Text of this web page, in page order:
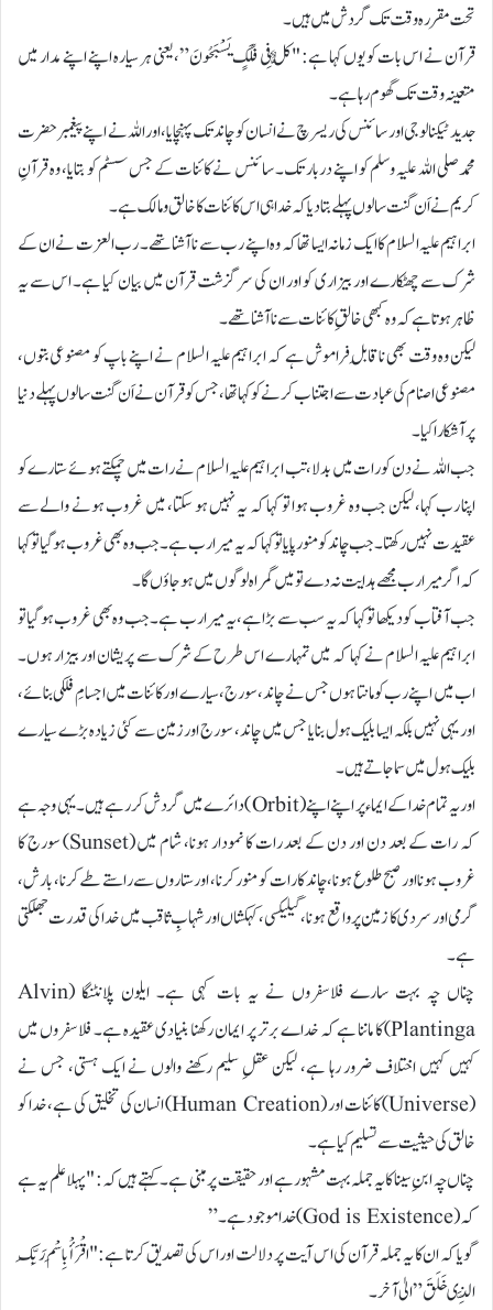
تحت مقررہ وقت تک گردش میں ہیں۔
قرآن نے اس بات کو یوں کہا ہے: "کُلٌّ فِی فَلَکٍ یَسْبَحُونَ”، یعنی ہر سیارہ اپنے اپنے مدار میں
متعینہ وقت تک گھوم رہا ہے۔
جدید ٹیکنالوجی اور سائنس کی ریسرچ نے انسان کو چاند تک پہنچایا، اور اللہ نے اپنے پیغمبر حضرت
محمد صلی اللہ علیہ وسلم کو اپنے دربار تک۔ سائنس نے کائنات کے جس سسٹم کو بتایا، وہ قرآنِ
کریم نے اَن گنت سالوں پہلے بتا دیا کہ خدا ہی اس کائنات کا خالق و مالک ہے۔
ابراہیم علیہ السلام کا ایک زمانہ ایسا تھا کہ وہ اپنے رب سے ناآشنا تھے۔ رب العزت نے ان کے
شرک سے چھٹکارے اور بیزاری کو اور ان کی سرگزشت قرآن میں بیان کیا ہے۔ اس سے یہ
ظاہر ہوتا ہے کہ وہ کبھی خالقِ کائنات سے ناآشنا تھے۔
لیکن وہ وقت بھی ناقابلِ فراموش ہے کہ ابراہیم علیہ السلام نے اپنے باپ کو مصنوعی بتوں،
مصنوعی اصنام کی عبادت سے اجتناب کرنے کو کہا تھا، جس کو قرآن نے اَن گنت سالوں پہلے دنیا
پر آشکارا کیا۔
جب اللہ نے دن کو رات میں بدلا، تب ابراہیم علیہ السلام نے رات میں چمکتے ہوئے ستارے کو
اپنا رب کہا، لیکن جب وہ غروب ہوا تو کہا کہ یہ نہیں ہو سکتا، میں غروب ہونے والے سے
عقیدت نہیں رکھتا۔ جب چاند کو منور پایا تو کہا کہ یہ میرا رب ہے۔ جب وہ بھی غروب ہو گیا تو کہا
کہ اگر میرا رب مجھے ہدایت نہ دے تو میں گمراہ لوگوں میں ہو جاؤں گا۔
جب آفتاب کو دیکھا تو کہا کہ یہ سب سے بڑا ہے، یہ میرا رب ہے۔ جب وہ بھی غروب ہو گیا تو
ابراہیم علیہ السلام نے کہا کہ میں تمہارے اس طرح کے شرک سے پریشان اور بیزار ہوں۔
اب میں اپنے رب کو مانتا ہوں جس نے چاند، سورج، سیارے اور کائنات میں اجسامِ فلکی بنائے،
اور یہی نہیں بلکہ ایسا بلیک ہول بنایا جس میں چاند، سورج اور زمین سے کئی زیادہ بڑے سیارے
بلیک ہول میں سما جاتے ہیں۔
اور یہ تمام خدا کے ایماء پر اپنے اپنے (Orbit) دائرے میں گردش کر رہے ہیں۔ یہی وجہ ہے
کہ رات کے بعد دن اور دن کے بعد رات کا نمودار ہونا، شام میں (Sunset) سورج کا
غروب ہونا اور صبح طلوع ہونا، چاند کا رات کو منور کرنا، اور ستاروں سے راستے طے کرنا، بارش،
گرمی اور سردی کا زمین پر واقع ہونا، گیلیکسی، کہکشاں اور شہابِ ثاقب میں خدا کی قدرت جھلکتی
ہے۔
چناں چہ بہت سارے فلاسفروں نے یہ بات کہی ہے۔ ایلون پلانٹنگا (Alvin
Plantinga) کا ماننا ہے کہ خداے برتر پر ایمان رکھنا بنیادی عقیدہ ہے۔ فلاسفروں میں
کہیں کہیں اختلاف ضرور رہا ہے، لیکن عقلِ سلیم رکھنے والوں نے ایک ہستی، جس نے
(Universe) کائنات اور (Human Creation) انسان کی تخلیق کی ہے، خدا کو
خالق کی حیثیت سے تسلیم کیا ہے۔
چناں چہ ابنِ سینا کا یہ جملہ بہت مشہور ہے اور حقیقت پر مبنی ہے۔ کہتے ہیں کہ: "پہلا علم یہ ہے
کہ (God is Existence) خدا موجود ہے۔”
گویا کہ ان کا یہ جملہ قرآن کی اس آیت پر دلالت اور اس کی تصدیق کرتا ہے: "اقْرَأْ بِاسْمِ رَبِّکَ
الَّذِی خَلَقَ” الیٰ آخر۔